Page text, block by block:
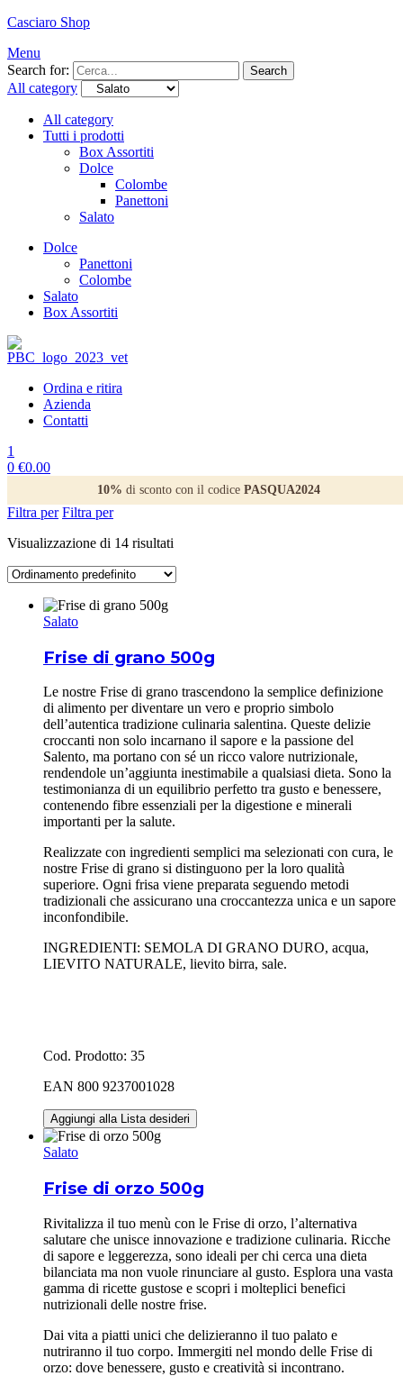
Casciaro Shop
Menu
Search for:
Search
All category
All category
Tutti i prodotti
Box Assortiti
Dolce
Colombe
Panettoni
Salato
Dolce
Panettoni
Colombe
Salato
Box Assortiti
Ordina e ritira
Azienda
Contatti
1
0 €0.00
10% di sconto con il codice PASQUA2024
Filtra per Filtra per
Visualizzazione di 14 risultati
Salato
Frise di grano 500g
Le nostre Frise di grano trascendono la semplice definizione
di alimento per diventare un vero e proprio simbolo
dell’autentica tradizione culinaria salentina. Queste delizie
croccanti non solo incarnano il sapore e la passione del
Salento, ma portano con sé un ricco valore nutrizionale,
rendendole un’aggiunta inestimabile a qualsiasi dieta. Sono la
testimonianza di un equilibrio perfetto tra gusto e benessere,
contenendo fibre essenziali per la digestione e minerali
importanti per la salute.
Realizzate con ingredienti semplici ma selezionati con cura, le
nostre Frise di grano si distinguono per la loro qualità
superiore. Ogni frisa viene preparata seguendo metodi
tradizionali che assicurano una croccantezza unica e un sapore
inconfondibile.
INGREDIENTI: SEMOLA DI GRANO DURO, acqua,
LIEVITO NATURALE, lievito birra, sale.
Cod. Prodotto: 35
EAN 800 9237001028
Aggiungi alla Lista desideri
Salato
Frise di orzo 500g
Rivitalizza il tuo menù con le Frise di orzo, l’alternativa
salutare che unisce innovazione e tradizione culinaria. Ricche
di sapore e leggerezza, sono ideali per chi cerca una dieta
bilanciata ma non vuole rinunciare al gusto. Esplora una vasta
gamma di ricette gustose e scopri i molteplici benefici
nutrizionali delle nostre frise.
Dai vita a piatti unici che delizieranno il tuo palato e
nutriranno il tuo corpo. Immergiti nel mondo delle Frise di
orzo: dove benessere, gusto e creatività si incontrano.